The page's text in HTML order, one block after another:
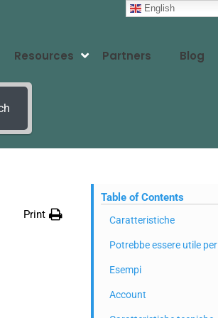
Resources Partners Blog
Print
Table of Contents
Caratteristiche
Potrebbe essere utile per
Esempi
Account
English